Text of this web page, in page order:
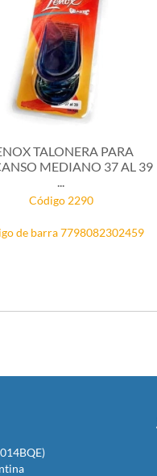
TALONERA PARA
MEDIANO 37 AL 39
...
Código 2290
de barra 7798082302459